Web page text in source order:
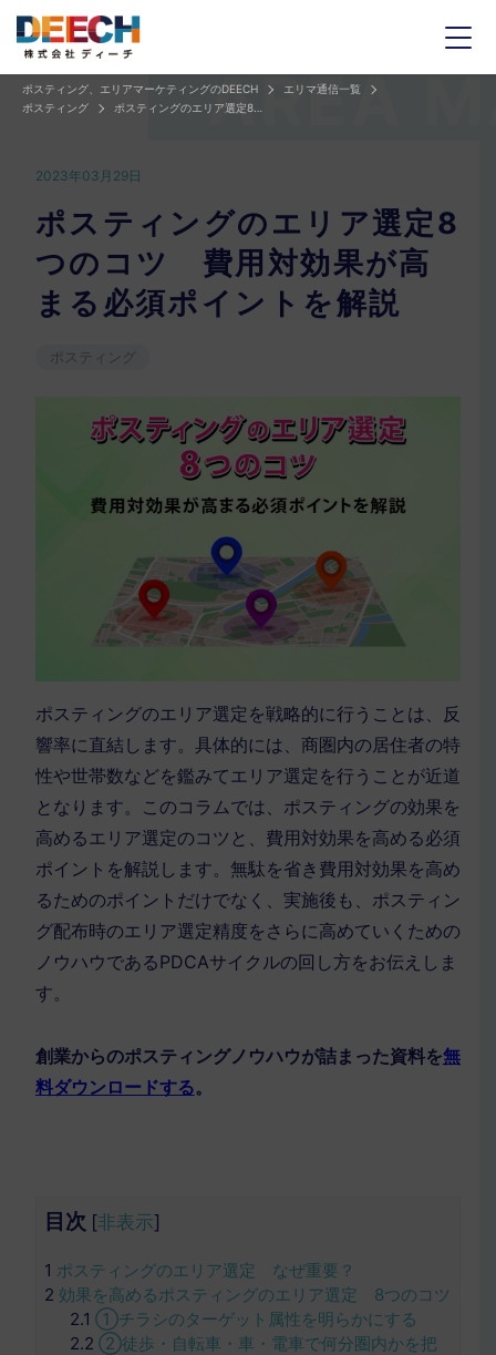
ポスティング、エリアマーケティングのDEECH
エリマ通信一覧
ポスティング
2023年03月29日
ポスティングのエリア選定8
つのコツ 費用対効果が高
まる必須ポイントを解説
ポスティング
ポスティングのエリア選定を戦略的に行うことは、反
響率に直結します。具体的には、商圏内の居住者の特
性や世帯数などを鑑みてエリア選定を行うことが近道
となります。このコラムでは、ポスティングの効果を
高めるエリア選定のコツと、費用対効果を高める必須
ポイントを解説します。無駄を省き費用対効果を高め
るためのポイントだけでなく、実施後も、ポスティン
グ配布時のエリア選定精度をさらに高めていくための
ノウハウであるPDCAサイクルの回し方をお伝えしま
す。
創業からのポスティングノウハウが詰まった資料を無
料ダウンロードする。
目次 [非表示]
1 ポスティングのエリア選定 なぜ重要？
2 効果を高めるポスティングのエリア選定 8つのコツ
2.1 ①チラシのターゲット属性を明らかにする
2.2 ②徒歩・自転車・車・電車で何分圏内かを把